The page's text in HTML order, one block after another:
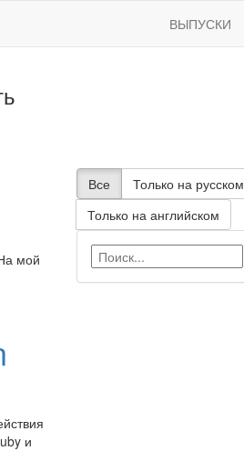
ВЫПУСКИ
мой
и
Все
Только на русском
Только на английском